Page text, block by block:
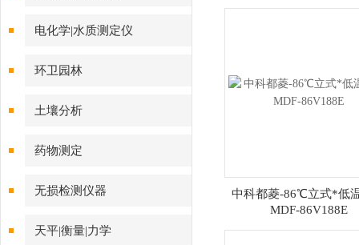
电化学|水质测定仪
环卫园林
土壤分析
药物测定
无损检测仪器
天平|衡量|力学
中科都菱-86℃立式*低
MDF-86V188E